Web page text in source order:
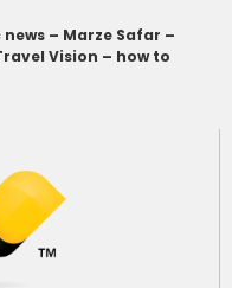
– Marze Safar –
Vision – how to